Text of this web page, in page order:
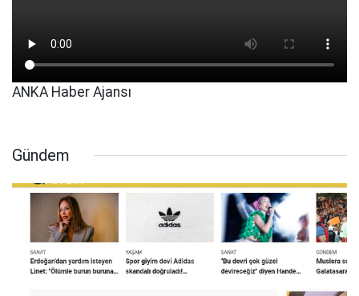
ANKA Haber Ajansı
Gündem